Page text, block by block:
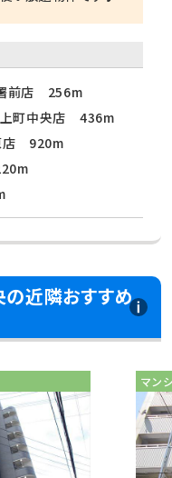
前店 256m
上町中央店 436m
店 920m
の近隣おすすめ
マン